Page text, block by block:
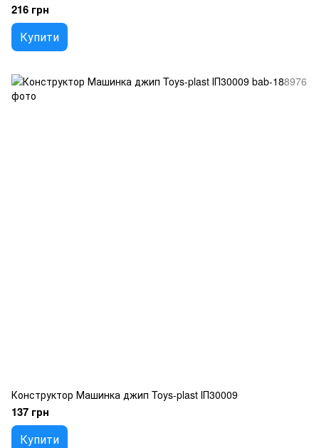
216 грн
Купити
Конструктор Машинка джип Toys-plast ІП30009
137 грн
Купити